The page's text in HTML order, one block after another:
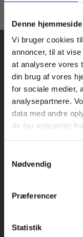
Denne
Vi bruger cookies
annoncer, til at
at analysere vores
din brug af vores
for sociale medier,
analysepartnere.
data med andre
de har indsamlet
Nødvendig
Præferencer
Statistik
Praxis Forlag A/S
CVR 41280921
København
1120 København K
Kochsgade 31D
Rødekro
Køb
For
studerende.
vist priser